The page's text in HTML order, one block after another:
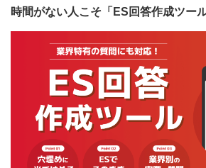
時間がない人こそ「ES回答作成ツー